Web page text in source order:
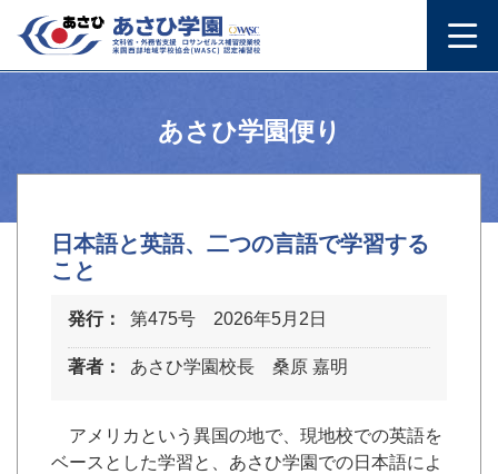
あさひ学園便り
日本語と英語、二つの言語で学習する
こと
発行： 第475号 2026年5月2日
著者： あさひ学園校長 桑原 嘉明
アメリカという異国の地で、現地校での英語を
ベースとした学習と、あさひ学園での日本語によ